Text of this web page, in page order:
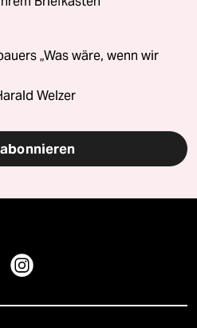
„Was wäre, wenn wir
Welzer